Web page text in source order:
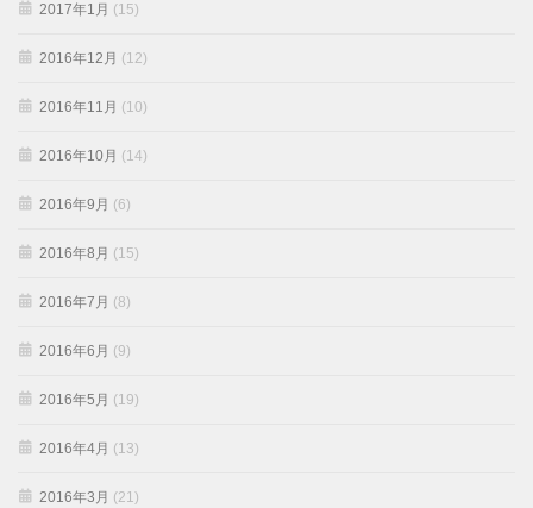
2017年1月 (15)
2016年12月 (12)
2016年11月 (10)
2016年10月 (14)
2016年9月 (6)
2016年8月 (15)
2016年7月 (8)
2016年6月 (9)
2016年5月 (19)
2016年4月 (13)
2016年3月 (21)